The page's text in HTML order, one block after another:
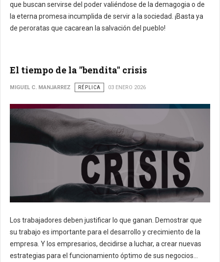
que buscan servirse del poder valiéndose de la demagogia o de
la eterna promesa incumplida de servir a la sociedad. ¡Basta ya
de peroratas que cacarean la salvación del pueblo!
El tiempo de la "bendita" crisis
MIGUEL C. MANJARREZ RÉPLICA 03 ENERO 2026
Los trabajadores deben justificar lo que ganan. Demostrar que
su trabajo es importante para el desarrollo y crecimiento de la
empresa. Y los empresarios, decidirse a luchar, a crear nuevas
estrategias para el funcionamiento óptimo de sus negocios...